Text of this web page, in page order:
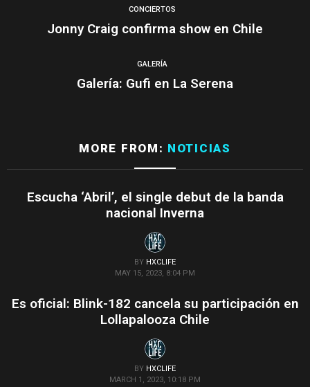
CONCIERTOS
Jonny Craig confirma show en Chile
GALERÍA
Galería: Gufi en La Serena
MORE FROM: NOTICIAS
Escucha ‘Abril’, el single debut de la banda
nacional Inverna
BY HXCLIFE
MAY 15, 2023, 8:04 PM
Es oficial: Blink-182 cancela su participación en
Lollapalooza Chile
BY HXCLIFE
MARCH 1, 2023, 10:18 PM